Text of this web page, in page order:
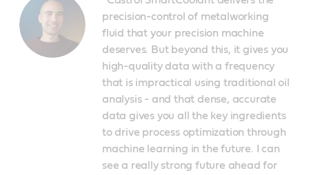
precision-control of metalworking
fluid that your precision machine
deserves. But beyond this, it gives you
high-quality data with a frequency
that is impractical using traditional oil
analysis - and that dense, accurate
data gives you all the key ingredients
to drive process optimization through
machine learning in the future. I can
see a really strong future ahead for